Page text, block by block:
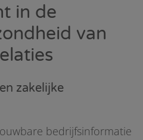
in de
van
zakelijke
bedrijfsinformatie